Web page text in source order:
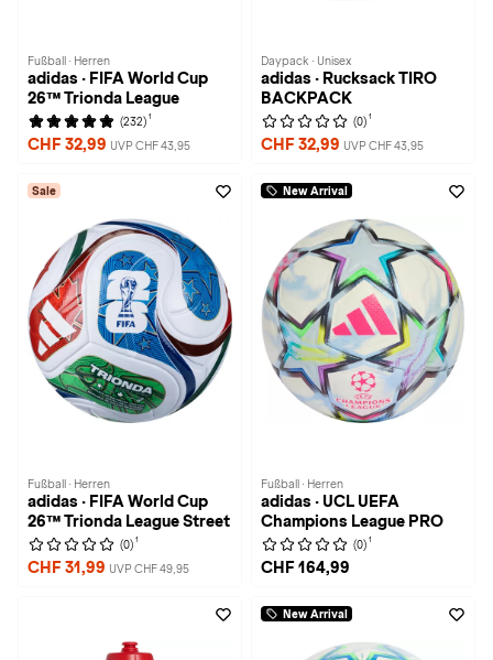
Fußball · Herren
adidas · FIFA World Cup
26™ Trionda League
(232) 1
CHF 32,99 UVP CHF 43,95
Daypack · Unisex
adidas · Rucksack TIRO
BACKPACK
(0) 1
CHF 32,99 UVP CHF 43,95
Sale
Fußball · Herren
adidas · FIFA World Cup
26™ Trionda League Street
(0) 1
CHF 31,99 UVP CHF 49,95
New Arrival
Fußball · Herren
adidas · UCL UEFA
Champions League PRO
(0) 1
CHF 164,99
New Arrival